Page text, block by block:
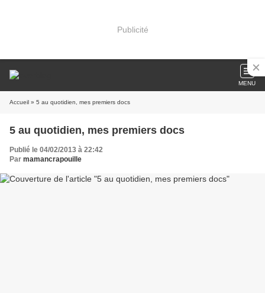
Publicité
MENU
Accueil » 5 au quotidien, mes premiers docs
5 au quotidien, mes premiers docs
Publié le 04/02/2013 à 22:42
Par mamancrapouille